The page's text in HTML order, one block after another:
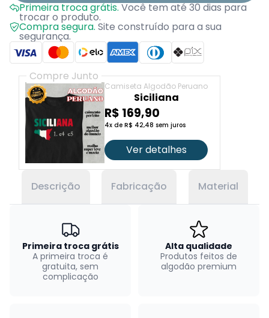
Primeira troca grátis.Você tem até 30 dias para
trocar o produto.
Compra segura. Site construído para a sua
segurança.
Compre Junto
Camiseta Algodão Peruano
Siciliana
R$ 169,90
4x de R$ 42,48 sem juros
Ver detalhes
Descrição Fabricação Material
Primeira troca grátis
A primeira troca é
gratuita, sem
complicação
Alta qualidade
Produtos feitos de
algodão premium